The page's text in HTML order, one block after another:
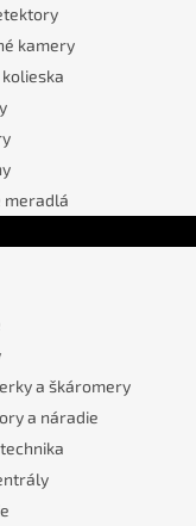
kamery
meradlá
a škáromery
a náradie